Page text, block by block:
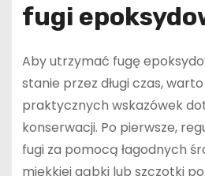
fugi
Aby utrzymać fugę
stanie przez długi czas,
praktycznych wskazówek
konserwacji. Po pierwsze,
fugi za pomocą łagodnych
miękkiej gąbki lub szczotki